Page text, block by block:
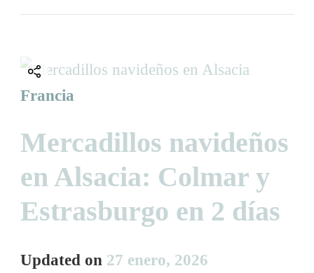
Francia
Mercadillos navideños
en Alsacia: Colmar y
Estrasburgo en 2 días
Updated on 27 enero, 2026